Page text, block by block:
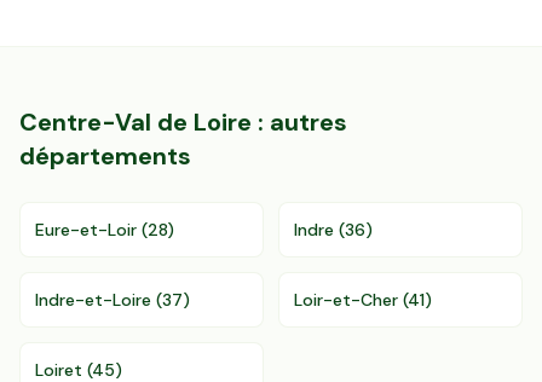
Centre-Val de Loire : autres
départements
Eure-et-Loir (28) Indre (36)
Indre-et-Loire (37) Loir-et-Cher (41)
Loiret (45)